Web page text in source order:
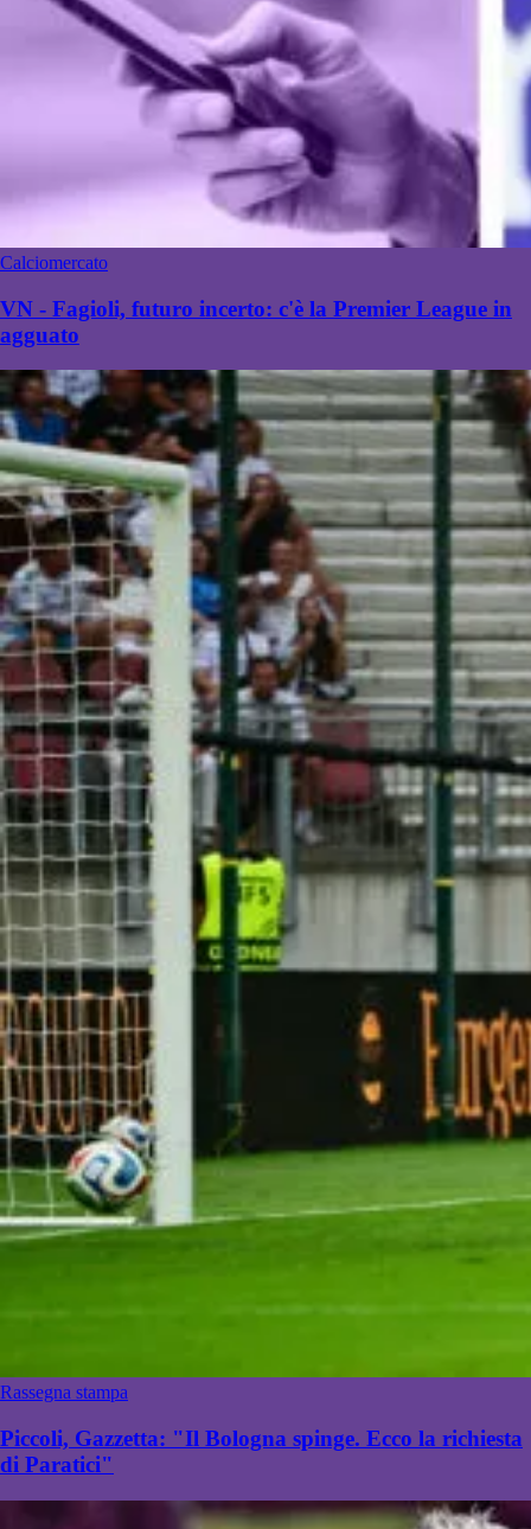
Calciomercato
VN - Fagioli, futuro incerto: c'è la Premier League in
agguato
Rassegna stampa
Piccoli, Gazzetta: "Il Bologna spinge. Ecco la richiesta
di Paratici"